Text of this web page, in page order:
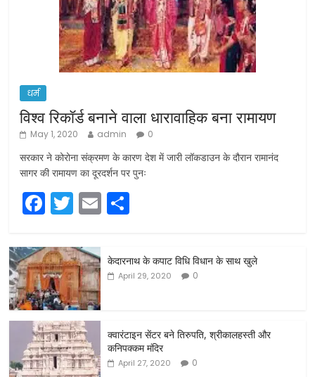
धर्म
विश्व रिकॉर्ड बनाने वाला धारावाहिक बना रामायण
May 1, 2020 admin 0
सरकार ने कोरोना संक्रमण के कारण देश में जारी लॉकडाउन के दौरान रामानंद
सागर की रामायण का दूरदर्शन पर पुनः
F
a
c
e
b
o
o
k
T
w
itt
er
E
m
ai ar
e
केदारनाथ के कपाट विधि विधान के साथ खुले
April 29, 2020 0
क्वारंटाइन सेंटर बने तिरुपति, श्रीकालहस्ती और
कनिपक्कम मंदिर
April 27, 2020 0